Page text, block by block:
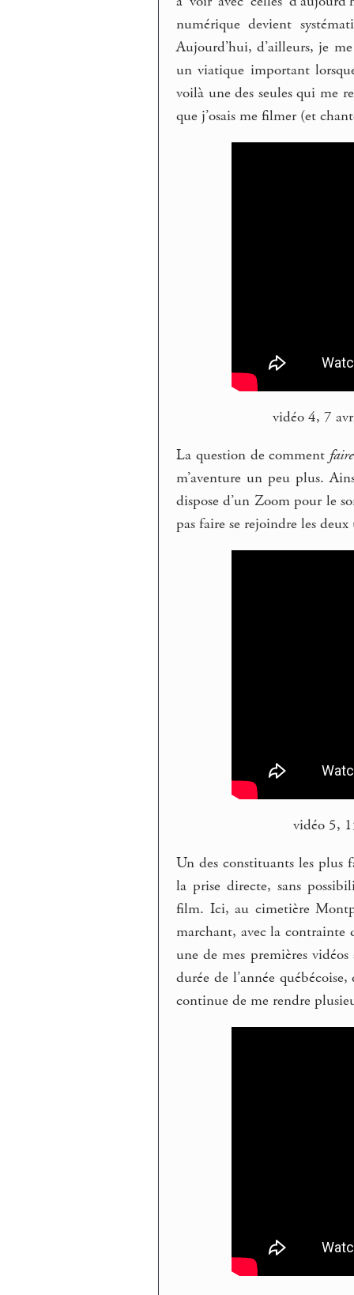
numérique devient
Aujourd’hui, d’ailleurs, je
un viatique important
voilà une des seules qui me
que j’osais me filmer (et
vidéo 4, 7
La question de comment
m’aventure un peu plus.
dispose d’un Zoom pour le
pas faire se rejoindre les
vidéo 5,
Un des constituants les plus
la prise directe, sans
film. Ici, au cimetière
marchant, avec la contrainte
une de mes premières
durée de l’année
continue de me rendre